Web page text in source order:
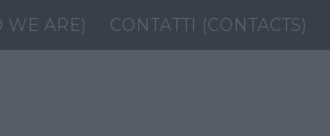
WE ARE) CONTATTI (CONTACTS)